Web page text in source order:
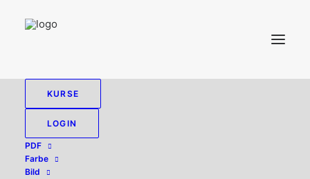
KURSE
LOGIN
PDF
Farbe
Bild
HLC Atlas